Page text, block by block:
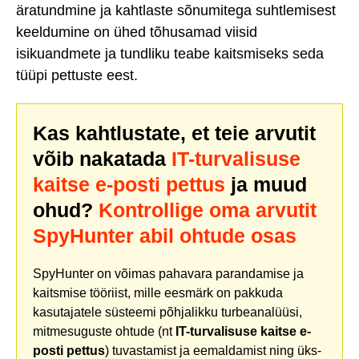
äratundmine ja kahtlaste sõnumitega suhtlemisest
keeldumine on ühed tõhusamad viisid
isikuandmete ja tundliku teabe kaitsmiseks seda
tüüpi pettuste eest.
Kas kahtlustate, et teie arvutit
võib nakatada IT-turvalisuse
kaitse e-posti pettus ja muud
ohud? Kontrollige oma arvutit
SpyHunter abil ohtude osas
SpyHunter on võimas pahavara parandamise ja
kaitsmise tööriist, mille eesmärk on pakkuda
kasutajatele süsteemi põhjalikku turbeanalüüsi,
mitmesuguste ohtude (nt IT-turvalisuse kaitse e-
posti pettus) tuvastamist ja eemaldamist ning üks-